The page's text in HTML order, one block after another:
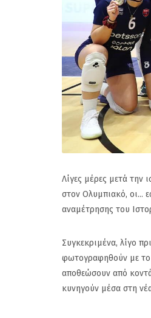
Λίγες μέρες μετά την
στον Ολυμπιακό, οι...
αναμέτρησης του
Συγκεκριμένα, λίγο
φωτογραφηθούν με το
αποθεώσουν από
κυνηγούν μέσα στη